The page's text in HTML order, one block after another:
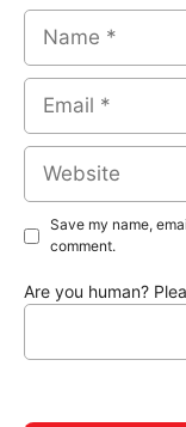
Name
Email
Website
Save my name,
comment.
Are you human?